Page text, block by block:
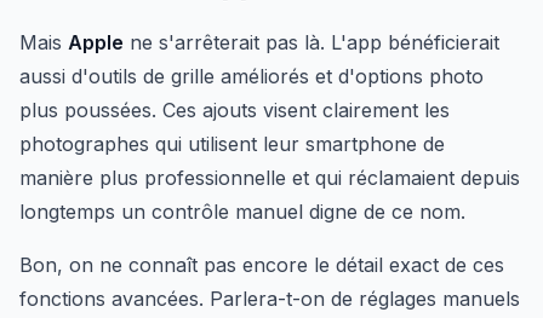
Mais Apple ne s'arrêterait pas là. L'app bénéficierait
aussi d'outils de grille améliorés et d'options photo
plus poussées. Ces ajouts visent clairement les
photographes qui utilisent leur smartphone de
manière plus professionnelle et qui réclamaient depuis
longtemps un contrôle manuel digne de ce nom.
Bon, on ne connaît pas encore le détail exact de ces
fonctions avancées. Parlera-t-on de réglages manuels